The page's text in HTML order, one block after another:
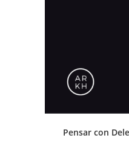
Pensar con